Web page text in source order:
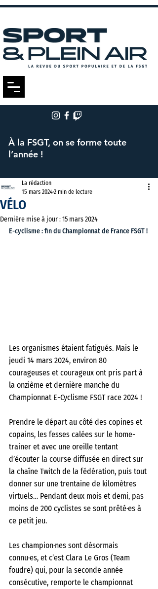
À la FSGT, on se forme toute
l’année !
VÉLO
La rédaction
15 mars 20242 min de lecture
Dernière mise à jour :15 mars 2024
E-cyclisme : fin du Championnat de France FSGT !
Les organismes étaient fatigués. Mais le
jeudi 14 mars 2024, environ 80
courageuses et courageux ont pris part à
la onzième et dernière manche du
Championnat E-Cyclisme FSGT race 2024 !
Prendre le départ au côté des copines et
copains, les fesses calées sur le home-
trainer et avec une oreille tentant
d’écouter la course diffusée en direct sur
la chaîne Twitch de la fédération, puis tout
donner sur une trentaine de kilomètres
virtuels… Pendant deux mois et demi, pas
moins de 200 cyclistes se sont prêté·es à
ce petit jeu.
Les champion·nes sont désormais
connu·es, et c’est Clara Le Gros (Team
foudre) qui, pour la seconde année
consécutive, remporte le championnat